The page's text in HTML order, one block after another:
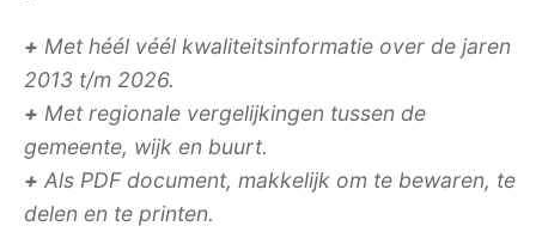
+ Met héél véél kwaliteitsinformatie over de jaren
2013 t/m 2026.
+ Met regionale vergelijkingen tussen de
gemeente, wijk en buurt.
+ Als PDF document, makkelijk om te bewaren, te
delen en te printen.